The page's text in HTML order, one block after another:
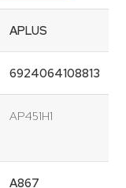
APLUS
6924064108813
AP451H1
A867